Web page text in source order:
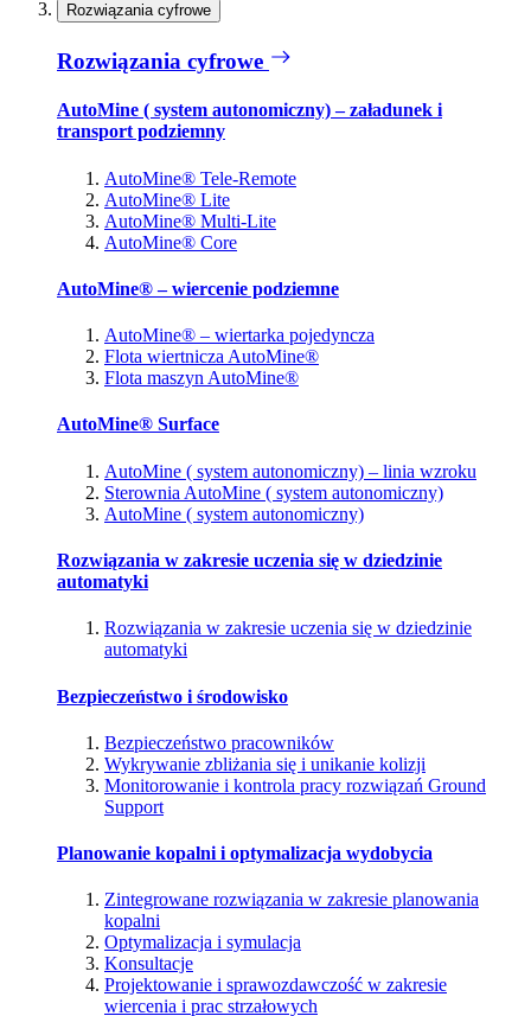
Rozwiązania cyfrowe
Rozwiązania cyfrowe
AutoMine ( system autonomiczny) – załadunek i
transport podziemny
AutoMine® Tele-Remote
AutoMine® Lite
AutoMine® Multi-Lite
AutoMine® Core
AutoMine® – wiercenie podziemne
AutoMine® – wiertarka pojedyncza
Flota wiertnicza AutoMine®
Flota maszyn AutoMine®
AutoMine® Surface
AutoMine ( system autonomiczny) – linia wzroku
Sterownia AutoMine ( system autonomiczny)
AutoMine ( system autonomiczny)
Rozwiązania w zakresie uczenia się w dziedzinie
automatyki
Rozwiązania w zakresie uczenia się w dziedzinie
automatyki
Bezpieczeństwo i środowisko
Bezpieczeństwo pracowników
Wykrywanie zbliżania się i unikanie kolizji
Monitorowanie i kontrola pracy rozwiązań Ground
Support
Planowanie kopalni i optymalizacja wydobycia
Zintegrowane rozwiązania w zakresie planowania
kopalni
Optymalizacja i symulacja
Konsultacje
Projektowanie i sprawozdawczość w zakresie
wiercenia i prac strzałowych